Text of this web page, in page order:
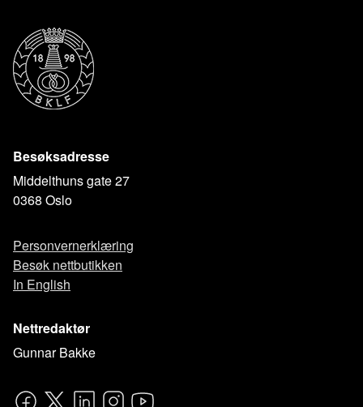
Besøksadresse
Middelthuns gate 27
0368 Oslo
Personvernerklæring
Besøk nettbutikken
In English
Nettredaktør
Gunnar Bakke